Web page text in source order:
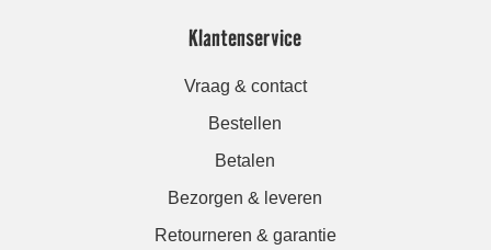
Klantenservice
Vraag & contact
Bestellen
Betalen
Bezorgen & leveren
Retourneren & garantie